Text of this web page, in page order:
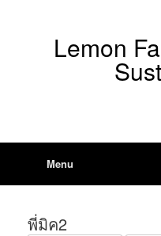
Lemon
Menu
พี่มิค2